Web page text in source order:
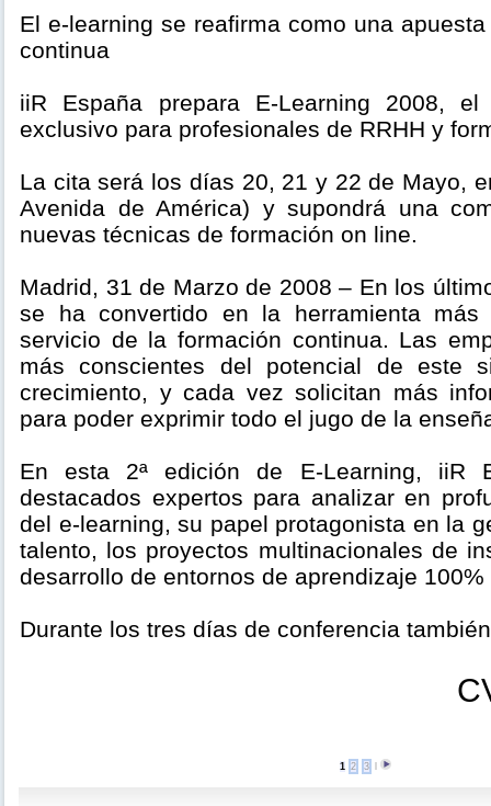
El e-learning se reafirma como una
continua
iiR España prepara E-Learning 2008, el
exclusivo para profesionales de RRHH y
La cita será los días 20, 21 y 22 de Mayo,
Avenida de América) y supondrá una
nuevas técnicas de formación on line.
Madrid, 31 de Marzo de 2008 – En los
se ha convertido en la herramienta
servicio de la formación continua. Las
más conscientes del potencial de este
crecimiento, y cada vez solicitan más
para poder exprimir todo el jugo de la
En esta 2ª edición de E-Learning, iiR
destacados expertos para analizar en
del e-learning, su papel protagonista en la
talento, los proyectos multinacionales de
desarrollo de entornos de aprendizaje
Durante los tres días de conferencia
1 2 3